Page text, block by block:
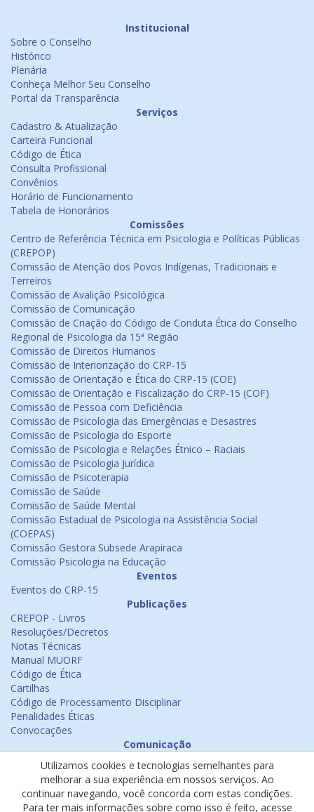
Institucional
Sobre o Conselho
Histórico
Plenária
Conheça Melhor Seu Conselho
Portal da Transparência
Serviços
Cadastro & Atualização
Carteira Funcional
Código de Ética
Consulta Profissional
Convênios
Horário de Funcionamento
Tabela de Honorários
Comissões
Centro de Referência Técnica em Psicologia e Políticas Públicas
(CREPOP)
Comissão de Atenção dos Povos Indígenas, Tradicionais e
Terreiros
Comissão de Avalição Psicológica
Comissão de Comunicação
Comissão de Criação do Código de Conduta Ética do Conselho
Regional de Psicologia da 15ª Região
Comissão de Direitos Humanos
Comissão de Interiorização do CRP-15
Comissão de Orientação e Ética do CRP-15 (COE)
Comissão de Orientação e Fiscalização do CRP-15 (COF)
Comissão de Pessoa com Deficiência
Comissão de Psicologia das Emergências e Desastres
Comissão de Psicologia do Esporte
Comissão de Psicologia e Relações Étnico – Raciais
Comissão de Psicologia Jurídica
Comissão de Psicoterapia
Comissão de Saúde
Comissão de Saúde Mental
Comissão Estadual de Psicologia na Assistência Social
(COEPAS)
Comissão Gestora Subsede Arapiraca
Comissão Psicologia na Educação
Eventos
Eventos do CRP-15
Publicações
CREPOP - Livros
Resoluções/Decretos
Notas Técnicas
Manual MUORF
Código de Ética
Cartilhas
Código de Processamento Disciplinar
Penalidades Éticas
Convocações
Comunicação
Emissão de Certificados
Psicologia na Mídia
Ouvidoria
Utilizamos cookies e tecnologias semelhantes para
melhorar a sua experiência em nossos serviços. Ao
continuar navegando, você concorda com estas condições.
Para ter mais informações sobre como isso é feito, acesse